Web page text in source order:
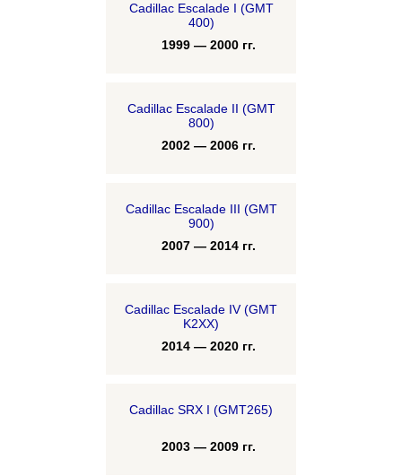
Cadillac Escalade I (GMT
400)
1999 — 2000 гг.
Cadillac Escalade II (GMT
800)
2002 — 2006 гг.
Cadillac Escalade III (GMT
900)
2007 — 2014 гг.
Cadillac Escalade IV (GMT
K2XX)
2014 — 2020 гг.
Cadillac SRX I (GMT265)
2003 — 2009 гг.